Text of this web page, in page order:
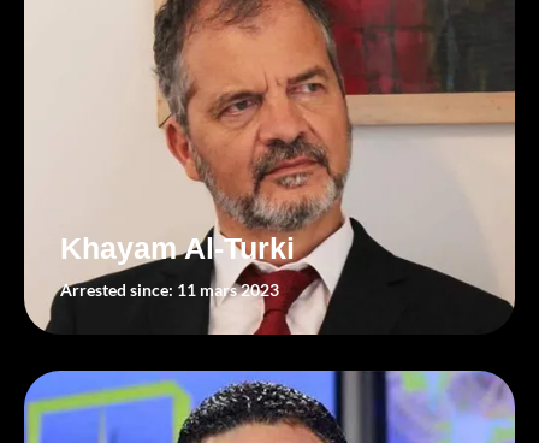
Khayam Al-Turki
Arrested since: 11 mars 2023